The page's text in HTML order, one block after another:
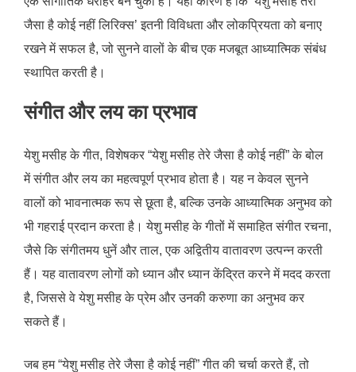
जैसा है कोई नहीं लिरिक्स’ इतनी विविधता और लोकप्रियता को बनाए
रखने में सफल है, जो सुनने वालों के बीच एक मजबूत आध्यात्मिक संबंध
स्थापित करती है।
संगीत और लय का प्रभाव
येशु मसीह के गीत, विशेषकर “येशु मसीह तेरे जैसा है कोई नहीं” के बोल
में संगीत और लय का महत्वपूर्ण प्रभाव होता है। यह न केवल सुनने
वालों को भावनात्मक रूप से छूता है, बल्कि उनके आध्यात्मिक अनुभव को
भी गहराई प्रदान करता है। येशु मसीह के गीतों में समाहित संगीत रचना,
जैसे कि संगीतमय धुनें और ताल, एक अद्वितीय वातावरण उत्पन्न करती
हैं। यह वातावरण लोगों को ध्यान और ध्यान केंद्रित करने में मदद करता
है, जिससे वे येशु मसीह के प्रेम और उनकी करुणा का अनुभव कर
सकते हैं।
जब हम “येशु मसीह तेरे जैसा है कोई नहीं” गीत की चर्चा करते हैं, तो